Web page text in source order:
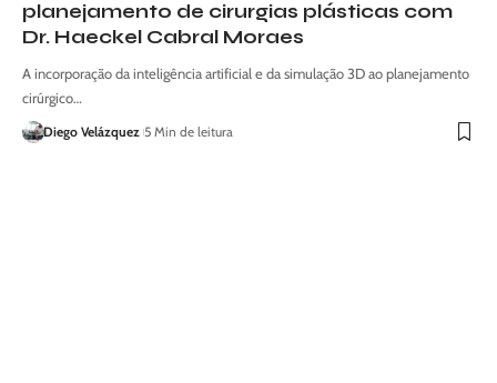
planejamento de cirurgias plásticas com
Dr. Haeckel Cabral Moraes
A incorporação da inteligência artificial e da simulação 3D ao planejamento
cirúrgico…
Diego Velázquez 5 Min de leitura